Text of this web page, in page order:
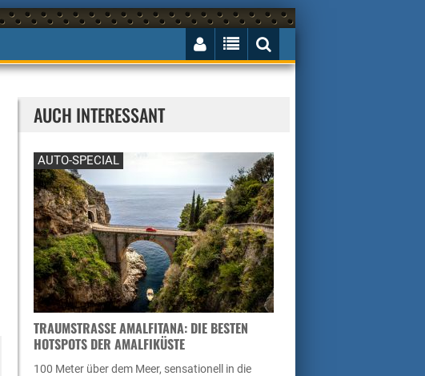
AUCH INTERESSANT
AUTO-SPECIAL
TRAUMSTRASSE AMALFITANA: DIE BESTEN H
OTSPOTS DER AMALFIKÜSTE
100 Meter über dem Meer, sensationell in die